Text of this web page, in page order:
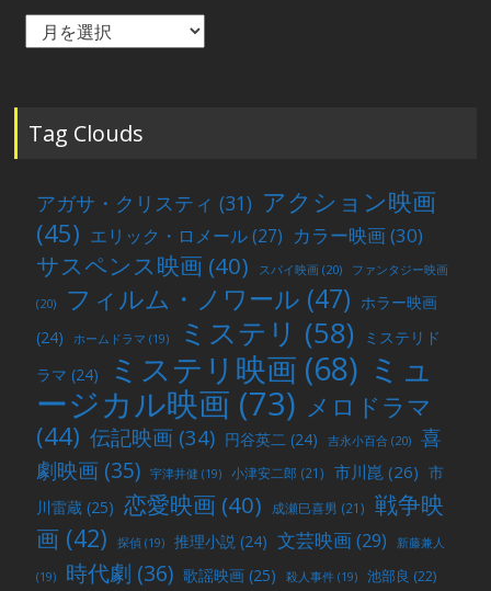
毎
稿
Tag Clouds
アガサ・クリスティ (31) アクション映画
(45) エリック・ロメール(27) カラー映画(30)
サスペンス映画 (40) スパイ映画 (20) ファンタジー映画
(20) フィルム・ノワール (47) ホラー映画
(24)
ホームドラマ (19) ミステリ (58)
ミステリド
ラマ (24) ミステリ映画 (68) ミュ
ージカル映画 (73) メロドラマ
(44) 伝記映画 (34) 円谷英二 (24) 吉永小百合 (20)
喜
劇映画 (35) 宇津井健 (19) 小津安二郎 (21) 市川崑 (26) 市
川雷蔵 (25) 恋愛映画 (40) 成瀬巳喜男 (21)
戦争映
画 (42) 探偵 (19) 推理小説 (24) 文芸映画(29) 新藤兼人
(19) 時代劇 (36) 歌謡映画 (25) 殺人事件 (19) 池部良 (22)